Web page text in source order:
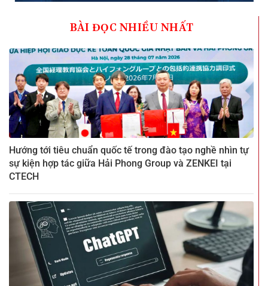
BÀI ĐỌC NHIỀU NHẤT
Hướng tới tiêu chuẩn quốc tế trong đào tạo nghề nhìn tự
sự kiện hợp tác giữa Hải Phong Group và ZENKEI tại
CTECH